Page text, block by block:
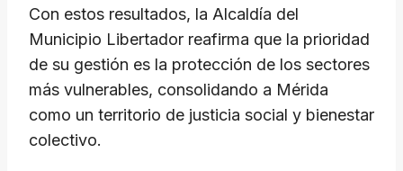
​Con estos resultados, la Alcaldía del
Municipio Libertador reafirma que la prioridad
de su gestión es la protección de los sectores
más vulnerables, consolidando a Mérida
como un territorio de justicia social y bienestar
colectivo.